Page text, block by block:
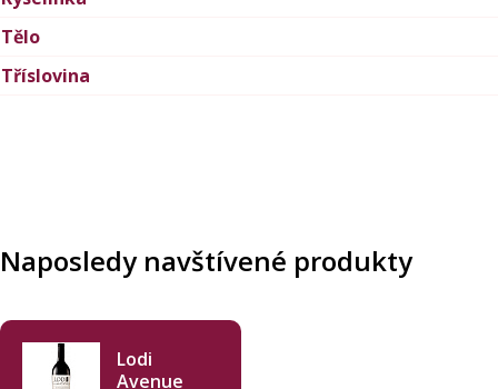
Tělo
Tříslovina
Naposledy navštívené produkty
Lodi
Avenue